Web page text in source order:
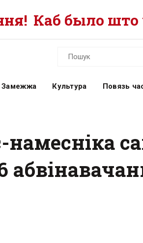
Каб было што
Замежжа Культура Повязь